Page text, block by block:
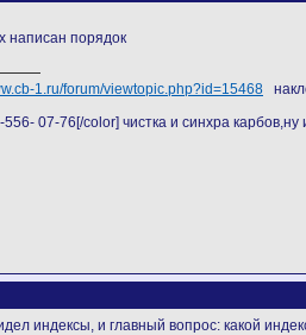
написан порядок
1.ru/forum/viewtopic.php?id=15468
07-76[/color] чистка и синхра карбов,ну
индексы, и главный вопрос: какой